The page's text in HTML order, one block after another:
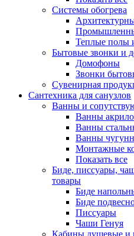
Системы обогрева
Теплые полы
Бытовые звонки и
Домофоны
Звонки
Сувенирная
Сантехника для санузлов
Ванны и
Ванны
Ванны
Ванны
Монтажные
Показать все
Биде, писсуары,
товары
Биде
Биде
Писсуары
Чаши Генуя
Кабины душевые и